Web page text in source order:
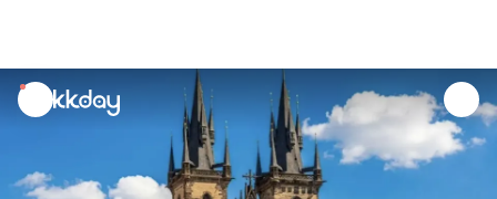
unread
notifications